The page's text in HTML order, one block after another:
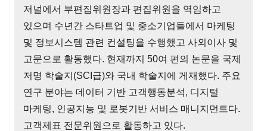
저널에서 부편집위원장과 편집위원을 역임하고
있으며 수년간 스타트업 및 중소기업들에서 마케팅
및 정보시스템 관련 컨설팅을 수행했고 사외이사 및
고문으로 활동했다. 현재까지 50여 편의 논문을 국제
저명 학술지(SCI급)와 국내 학술지에 게재했다. 주요
연구 분야는 데이터 기반 고객행동분석, 디지털
마케팅, 인공지능 및 로봇기반 서비스 매니지먼트다.
고객제표 전문위원으로 활동하고 있다.